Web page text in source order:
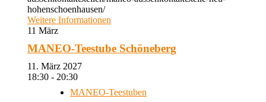
hohenschoenhausen/
Weitere Informationen
11 März
MANEO-Teestube Schöneberg
11. März 2027
18:30 - 20:30
MANEO-Teestuben